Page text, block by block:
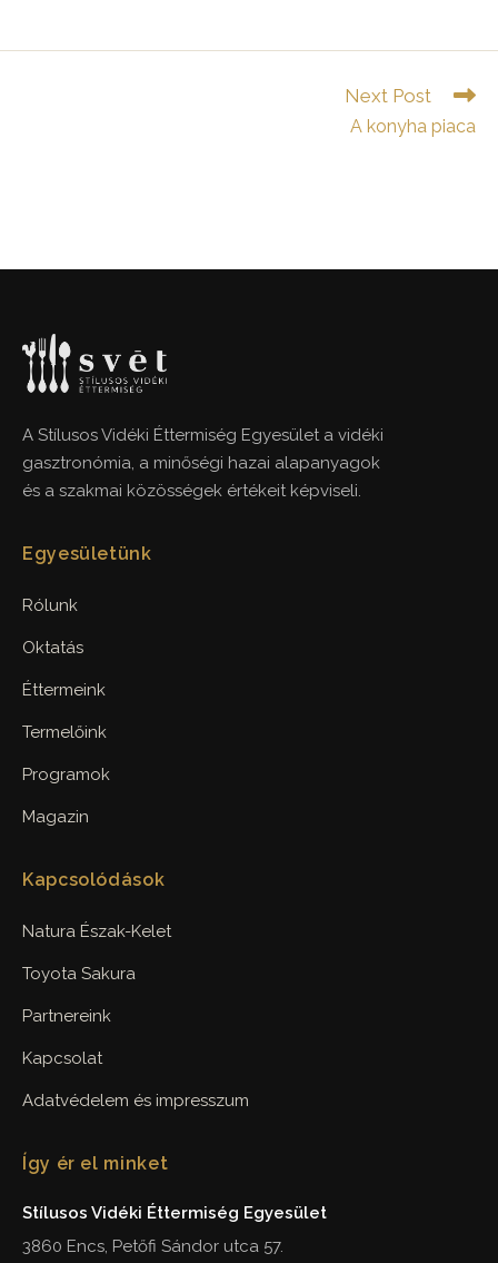
Next Post
A konyha piaca
A Stílusos Vidéki Éttermiség Egyesület a vidéki
gasztronómia, a minőségi hazai alapanyagok
és a szakmai közösségek értékeit képviseli.
Egyesületünk
Rólunk
Oktatás
Éttermeink
Termelőink
Programok
Magazin
Kapcsolódások
Natura Észak-Kelet
Toyota Sakura
Partnereink
Kapcsolat
Adatvédelem és impresszum
Így ér el minket
Stílusos Vidéki Éttermiség Egyesület
3860 Encs, Petőfi Sándor utca 57.